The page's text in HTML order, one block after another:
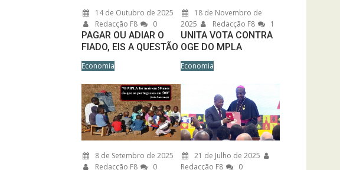
14 de Outubro de 2025
Redacção F8
0
PAGAR OU ADIAR O
FIADO, EIS A QUESTÃO
Economia
18 de Novembro de
2025
Redacção F8 1
UNITA VOTA CONTRA
OGE DO MPLA
Economia
8 de Setembro de 2025
Redacção F8
0
21 de Julho de 2025
Redacção F8
0